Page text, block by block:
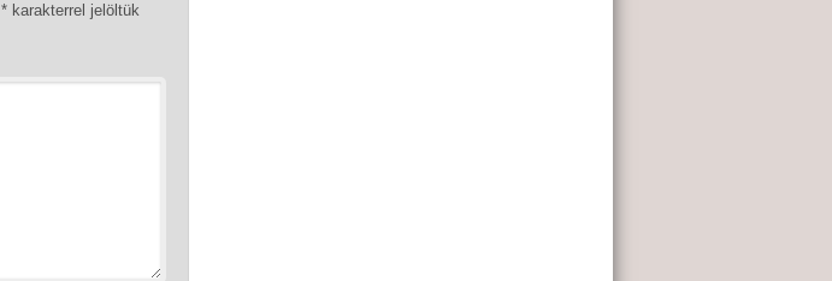
*karakterrel jelöltük